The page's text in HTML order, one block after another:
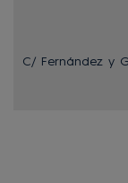
C/ Fernández y